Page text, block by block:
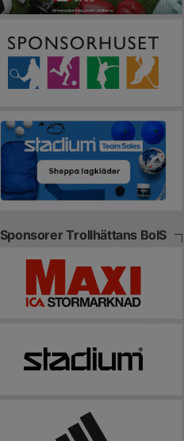
Sponsorer Trollhättans BoIS